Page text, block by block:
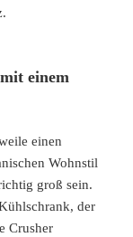
einem
einen
Wohnstil
groß sein.
der
Crusher